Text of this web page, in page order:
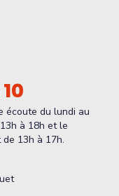
écoute du lundi au
à 18h et le
13h à 17h.